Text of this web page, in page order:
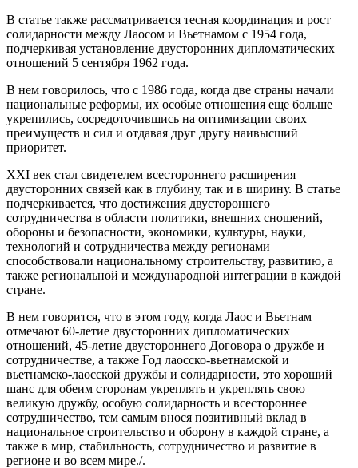
В статье также рассматривается тесная координация и рост
солидарности между Лаосом и Вьетнамом с 1954 года,
подчеркивая установление двусторонних дипломатических
отношений 5 сентября 1962 года.
В нем говорилось, что с 1986 года, когда две страны начали
национальные реформы, их особые отношения еще больше
укрепились, сосредоточившись на оптимизации своих
преимуществ и сил и отдавая друг другу наивысший
приоритет.
XXI век стал свидетелем всестороннего расширения
двусторонних связей как в глубину, так и в ширину. В статье
подчеркивается, что достижения двустороннего
сотрудничества в области политики, внешних сношений,
обороны и безопасности, экономики, культуры, науки,
технологий и сотрудничества между регионами
способствовали национальному строительству, развитию, а
также региональной и международной интеграции в каждой
стране.
В нем говорится, что в этом году, когда Лаос и Вьетнам
отмечают 60-летие двусторонних дипломатических
отношений, 45-летие двустороннего Договора о дружбе и
сотрудничестве, а также Год лаосско-вьетнамской и
вьетнамско-лаосской дружбы и солидарности, это хороший
шанс для обеим сторонам укреплять и укреплять свою
великую дружбу, особую солидарность и всестороннее
сотрудничество, тем самым внося позитивный вклад в
национальное строительство и оборону в каждой стране, а
также в мир, стабильность, сотрудничество и развитие в
регионе и во всем мире./.